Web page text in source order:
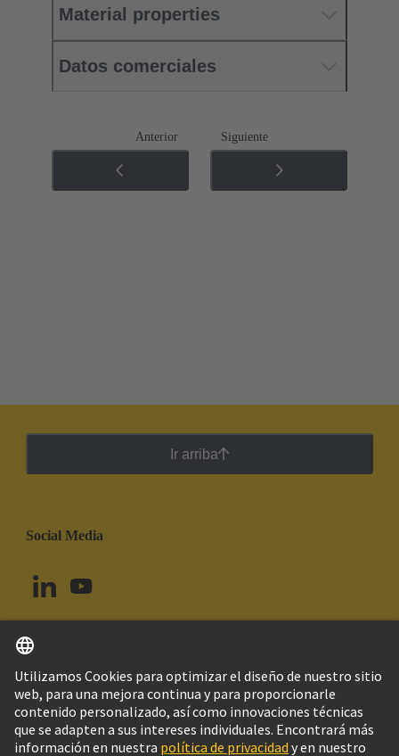
Material properties
Datos comerciales
Anterior Siguiente
Ir arriba
Social Media
Uruguay Español
© Grupo Tecnológico HARTING